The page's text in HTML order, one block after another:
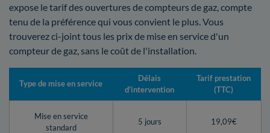
expose le tarif des ouvertures de compteurs de gaz, compte
tenu de la préférence qui vous convient le plus. Vous
trouverez ci-joint tous les prix de mise en service d'un
compteur de gaz, sans le coût de l'installation.
Type de mise en service
Délais
d'intervention
Tarif prestation
(TTC)
Mise en service
standard
5 jours 19,09€